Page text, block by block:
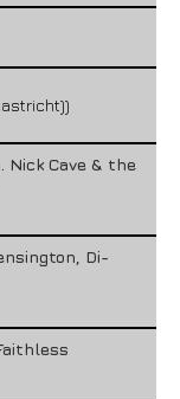
Nick Cave & the
Di-